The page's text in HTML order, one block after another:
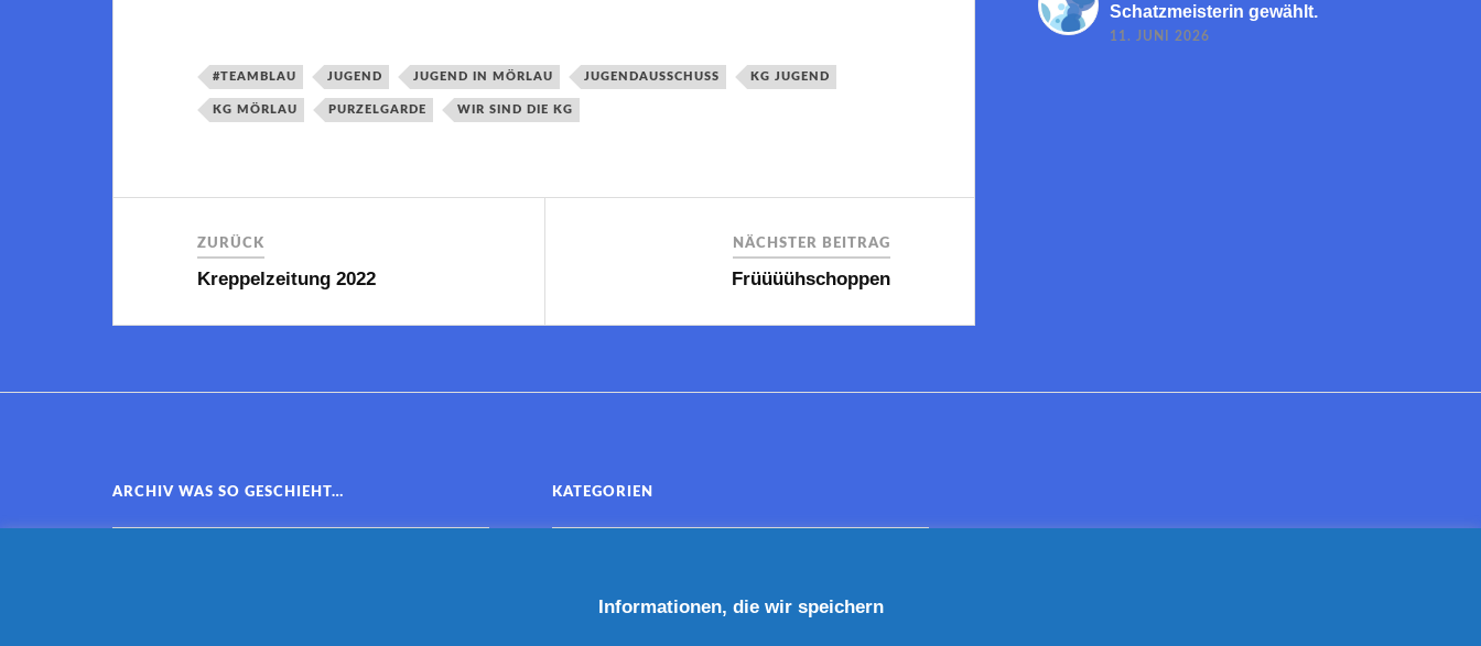
#TEAMBLAU JUGEND JUGEND IN MÖRLAU JUGENDAUSSCHUSS KG JUGEND
KG MÖRLAU PURZELGARDE WIR SIND DIE KG
ZURÜCK
Kreppelzeitung 2022
NÄCHSTER BEITRAG
Früüüühschoppen
Schatzmeisterin gewählt.
11. JUNI 2026
ARCHIV WAS SO GESCHIEHT… KATEGORIEN
Informationen, die wir speichern